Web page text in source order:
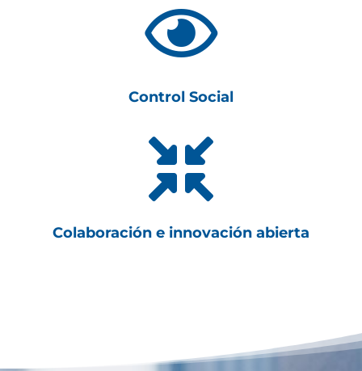

Control Social

Colaboración e innovación abierta